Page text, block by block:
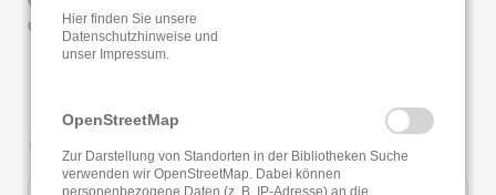
Google Routenplaner
Öffnungszeiten
Hier finden Sie unsere
Datenschutzhinweise und
unser Impressum.
OpenStreetMap
Zur Darstellung von Standorten in der Bibliotheken Suche
verwenden wir OpenStreetMap. Dabei können
personenbezogene Daten (z. B. IP-Adresse) an die